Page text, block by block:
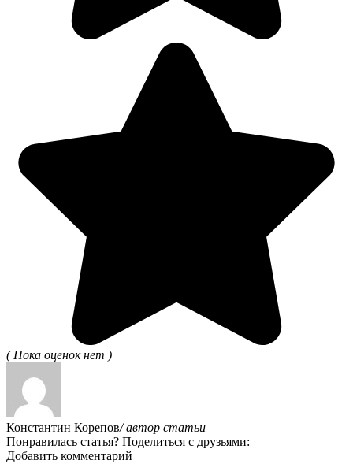
( Пока оценок нет )
Константин Корепов/ автор статьи
Понравилась статья? Поделиться с друзьями:
Добавить комментарий